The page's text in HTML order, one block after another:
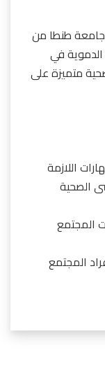
جامعة طنطا من
الدموية في
متميزة على
اللازمة
الصحية
المجتمع
المجتمع